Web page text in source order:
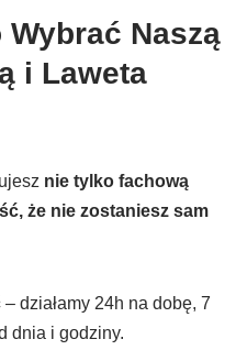
Wybrać Naszą
i Laweta
nie tylko fachową
że nie zostaniesz sam
– działamy 24h na dobę, 7
dnia i godziny.